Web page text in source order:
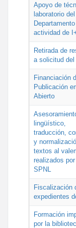
Apoyo de
laboratorio del
actividad de
Retirada de
a solicitud del
Financiación
Publicación
Abierto
lingüístico,
traducción,
y
textos al
realizados por
SPNL
Fiscalización
expedientes
Formación
por la